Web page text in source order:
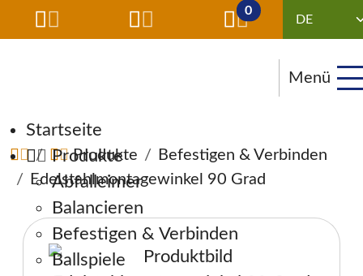
0
Menü
Navigation überspringen
Startseite
Produkte
Abfalleimer
Balancieren
Befestigen & Verbinden
Ballspiele
Produkte
Befestigen & Verbinden
Edelstahlmontagewinkel 90 Grad